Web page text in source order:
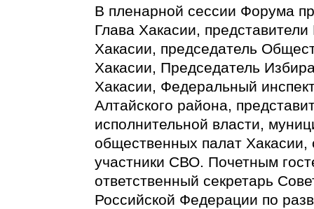
В пленарной сессии Форума
Глава Хакасии,
Хакасии, председатель
Хакасии, Председатель
Хакасии, Федеральный
Алтайского района,
исполнительной власти,
общественных палат Хакасии,
участники СВО. Почетным
ответственный секретарь
Российской Федерации по